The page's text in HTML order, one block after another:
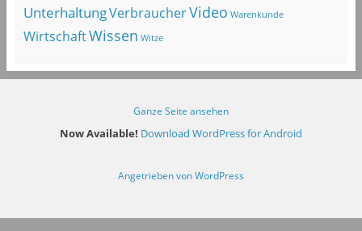
UnterhaltungVerbraucherVideo Warenkunde
WirtschaftWissen Witze
Ganze Seite ansehen
Now Available! Download WordPress for Android
Angetrieben von WordPress